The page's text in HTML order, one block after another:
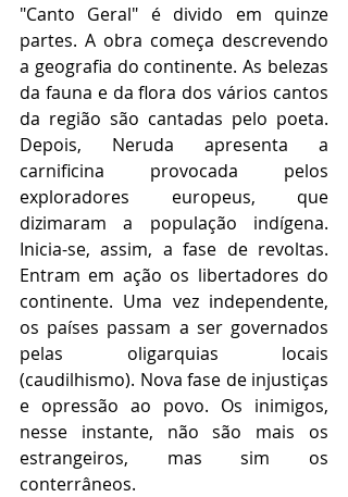
"Canto Geral" é divido em quinze
partes. A obra começa descrevendo
a geografia do continente. As belezas
da fauna e da flora dos vários cantos
da região são cantadas pelo poeta.
Depois, Neruda apresenta a
carnificina provocada pelos
exploradores europeus, que
dizimaram a população indígena.
Inicia-se, assim, a fase de revoltas.
Entram em ação os libertadores do
continente. Uma vez independente,
os países passam a ser governados
pelas oligarquias locais
(caudilhismo). Nova fase de injustiças
e opressão ao povo. Os inimigos,
nesse instante, não são mais os
estrangeiros, mas sim os
conterrâneos.